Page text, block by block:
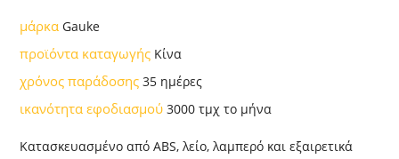
μάρκαGauke
προϊόντα καταγωγής Κίνα
χρόνος παράδοσης35 ημέρες
ικανότητα εφοδιασμού3000 τμχ το μήνα
Κατασκευασμένο από ABS, λείο, λαμπερό και εξαιρετικά